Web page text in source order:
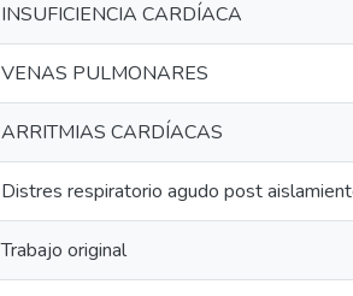
INSUFICIENCIA CARDÍACA
VENAS PULMONARES
ARRITMIAS CARDÍACAS
Distres respiratorio agudo post
Trabajo original